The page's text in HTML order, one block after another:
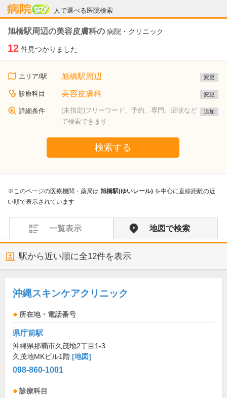
人で選べる医院検索
病院なび
旭橋駅周辺の美容皮膚科の 病院・クリニック
12 件見つかりました
エリア/駅 旭橋駅周辺 変更
診療科目 美容皮膚科 変更
詳細条件
(未指定)フリーワード、予約、専門、症状など
で検索できます
追加
検索する
※このページの医療機関・薬局は 旭橋駅(ゆいレール) を中心に直線距離の近
い順で表示されています
一覧表示 地図で検索
駅から近い順に全12件を表示
沖縄スキンケアクリニック
所在地・電話番号
県庁前駅
沖縄県那覇市久茂地2丁目1-3
久茂地MKビル1階 [地図]
098-860-1001
診療科目